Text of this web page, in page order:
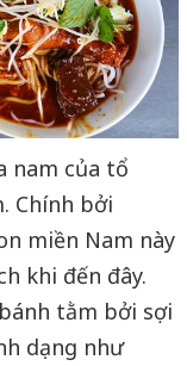
nam của tổ
Chính bởi
miền Nam này
khi đến đây.
tằm bởi sợi
dạng như